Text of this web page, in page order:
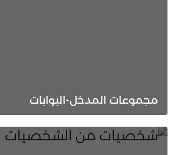
مجموعات المدخل-البوابات